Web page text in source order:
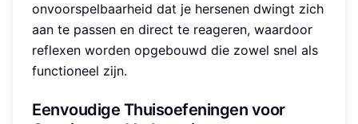
onvoorspelbaarheid dat je hersenen dwingt zich
aan te passen en direct te reageren, waardoor
reflexen worden opgebouwd die zowel snel als
functioneel zijn.
Eenvoudige Thuisoefeningen voor